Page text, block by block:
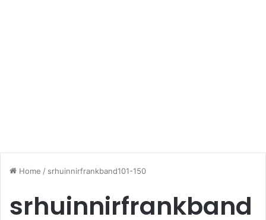
Home / srhuinnirfrankband101-150
srhuinnirfrankband